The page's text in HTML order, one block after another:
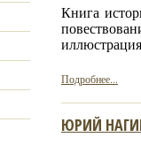
Книга
Подробнее...
ЮРИЙ